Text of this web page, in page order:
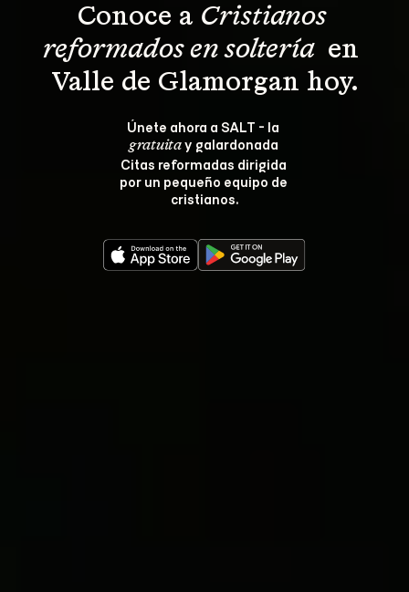
Conoce a Cristianos
reformados en soltería en
Valle de Glamorgan hoy.
Únete ahora a SALT - la
gratuita y galardonada
Citas reformadas dirigida
por un pequeño equipo de
cristianos.